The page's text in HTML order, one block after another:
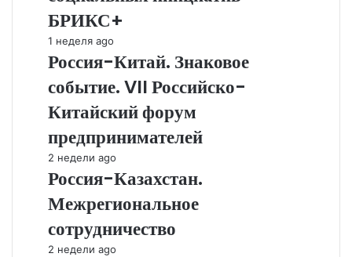
развития
территорий
и
социальных
инициатив
БРИКС+
БРИКС+
Россия-
Китай.
событие.
VII
Российско-
Китайский
форум
предпринимателей
1 неделя ago
Россия-Китай. Знаковое
событие. VII Российско-
Китайский форум
предпринимателей
Россия-
Казахстан.
сотрудничество
2 недели ago
Россия-Казахстан.
Межрегиональное
сотрудничество
Международный
2 недели ago